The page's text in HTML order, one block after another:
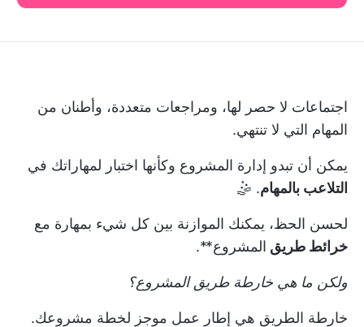
اجتماعات لا حصر لها، ومراجعات متعددة، وأطنان من
المهام التي لا تنتهي.
يمكن أن تبدو إدارة المشروع وكأنها اختبار لمهاراتك في
التلاعب بالمهام. 🤹
لحسن الحظ، يمكنك الموازنة بين كل شيء بمهارة مع
خرائط طريق المشروع**.
ولكن ما هي خارطة طريق المشروع؟
خارطة الطريق هي إطار عمل موجز لخطة مشروعك.